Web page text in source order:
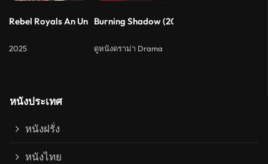
Rebel Royals An Unlikely Love Story (2025) รักเหลือเชื่อของเชื้อ
2025
Burning Shadow (2018) เงา ไฟระบำเปลื้องผ้
ดูหนังดราม่า Drama
หนังประเทศ
หนังฝรั่ง
หนังไทย